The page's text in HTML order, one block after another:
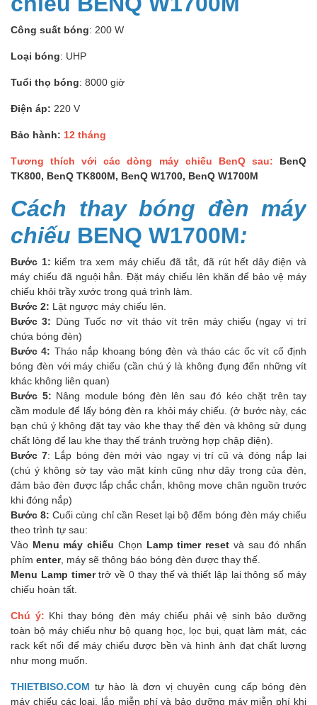
Công suất bóng: 200 W
Loại bóng: UHP
Tuổi thọ bóng: 8000 giờ
Điện áp: 220 V
Bảo hành: 12 tháng
Tương thích với các dòng máy chiếu BenQ sau:
BenQ
TK800, BenQ TK800M, BenQ W1700, BenQ W1700M
Cách thay bóng đèn máy
chiếu BENQ W1700M:
Bước 1: kiểm tra xem máy chiếu đã tắt, đã rút hết dây điện và
máy chiếu đã nguội hẳn. Đặt máy chiếu lên khăn để bảo vệ máy
chiếu khỏi trầy xước trong quá trình làm.
Bước 2: Lật ngược máy chiếu lên.
Bước 3: Dùng Tuốc nơ vít tháo vít trên máy chiếu (ngay vị trí
chứa bóng đèn)
Bước 4: Tháo nắp khoang bóng đèn và tháo các ốc vít cố định
bóng đèn với máy chiếu (cần chú ý là không đụng đến những vít
khác không liên quan)
Bước 5: Nâng module bóng đèn lên sau đó kéo chặt trên tay
cầm module để lấy bóng đèn ra khỏi máy chiếu. (ở bước này, các
bạn chú ý không đặt tay vào khe thay thế đèn và không sử dụng
chất lỏng để lau khe thay thế tránh trường hợp chập điện).
Bước 7: Lắp bóng đèn mới vào ngay vị trí cũ và đóng nắp lại
(chú ý không sờ tay vào mặt kính cũng như dây trong của đèn,
đảm bảo đèn được lắp chắc chắn, không move chân nguồn trước
khi đóng nắp)
Bước 8:Cuối cùng chỉ cần Reset lại bộ đếm bóng đèn máy chiếu
theo trình tự sau:
Vào Menu máy chiếu Chọn Lamp timer reset và sau đó nhấn
phím enter, máy sẽ thông báo bóng đèn được thay thế.
Menu Lamp timertrở về 0 thay thế và thiết lập lại thông số máy
chiếu hoàn tất.
Chú ý: Khi thay bóng đèn máy chiếu phải vệ sinh bảo dưỡng
toàn bộ máy chiếu như bộ quang học, lọc bụi, quạt làm mát, các
rack kết nối để máy chiếu được bền và hình ảnh đạt chất lượng
như mong muốn.
THIETBISO.COM tự hào là đơn vị chuyên cung cấp bóng đèn
máy chiếu các loại, lắp miễn phí và bảo dưỡng máy miễn phí khi